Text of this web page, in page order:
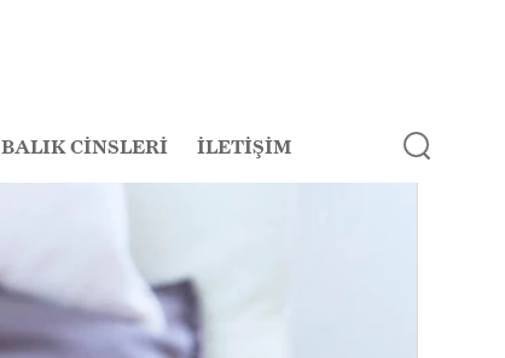
BALIK CİNSLERİ İLETİŞİM